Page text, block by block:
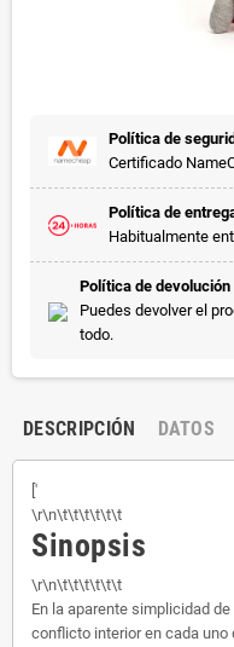
Política de
Certificado
Política de
Habitualmente
Política de devolución
Puedes devolver el
todo.
DESCRIPCIÓN DATOS
['
\r\n\t\t\t\t\t\t
Sinopsis
\r\n\t\t\t\t\t\t
En la aparente simplicidad
conflicto interior en cada uno